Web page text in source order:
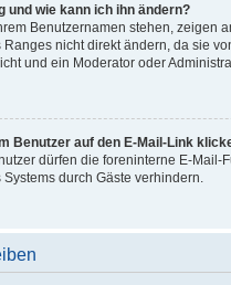
und wie kann ich ihn ändern?
Benutzernamen stehen, zeigen
Ranges nicht direkt ändern, da sie
und ein Moderator oder
Benutzer auf den E-Mail-Link
dürfen die foreninterne E-
durch Gäste verhindern.